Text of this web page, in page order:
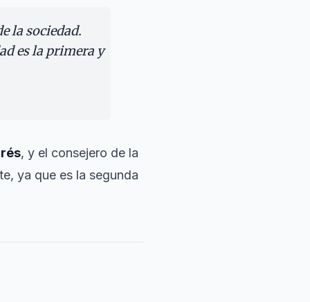
la sociedad.
es la primera y
, y el consejero de la
ya que es la segunda